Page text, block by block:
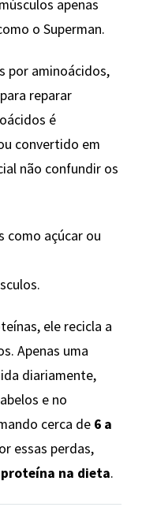
apenas
o Superman.
por aminoácidos,
reparar
é
convertido em
não confundir os
como açúcar ou
ele recicla a
Apenas uma
diariamente,
e no
cerca de 6 a
essas perdas,
proteína na dieta.